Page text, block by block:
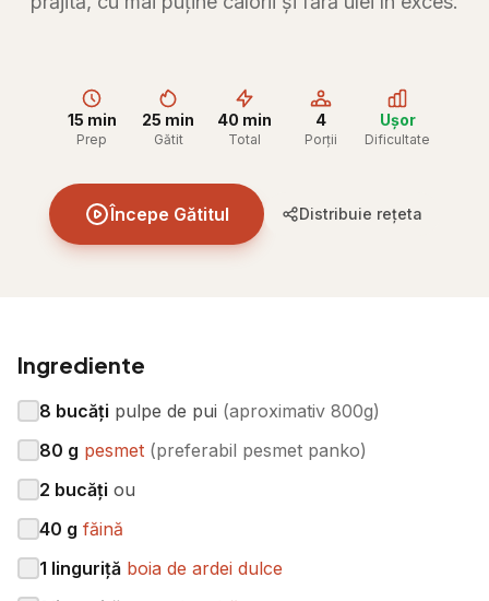
15 min
Prep
25 min
Gătit
40 min
Total
4
Porții
Ușor
Dificultate
Începe Gătitul Distribuie rețeta
Ingrediente
8 bucăți pulpe de pui (aproximativ 800g)
80 g pesmet (preferabil pesmet panko)
2 bucăți ou
40 g făină
1 linguriță boia de ardei dulce